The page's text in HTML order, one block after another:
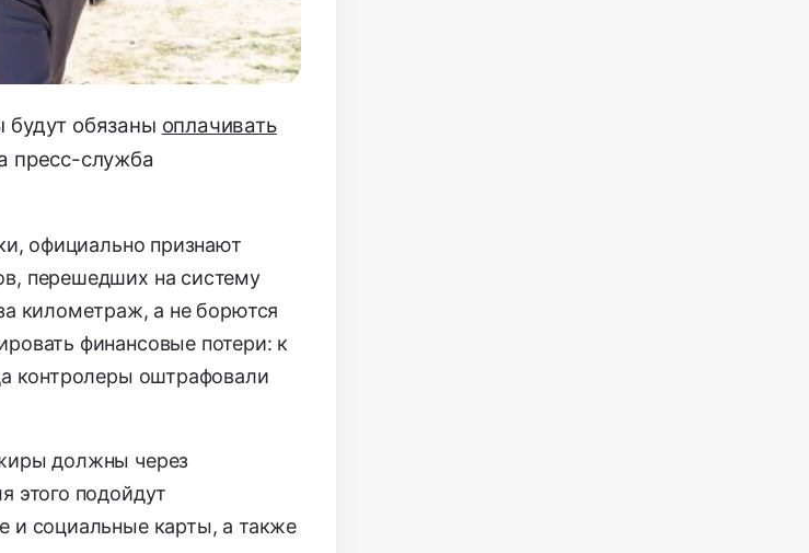
будут обязаны оплачивать
пресс-служба
официально признают
перешедших на систему
километраж, а не борются
финансовые потери: к
контролеры оштрафовали
должны через
этого подойдут
и социальные карты, а также